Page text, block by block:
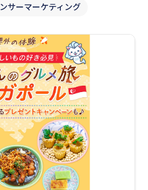
サーマーケティング